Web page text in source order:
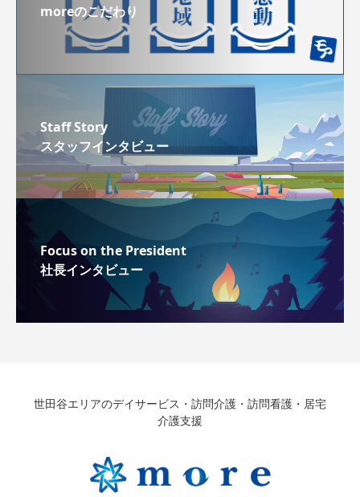
moreのこだわり
Staff Story
スタッフインタビュー
Focus on the President
社長インタビュー
世田谷エリアのデイサービス・訪問介護・訪問看護・居宅
介護支援